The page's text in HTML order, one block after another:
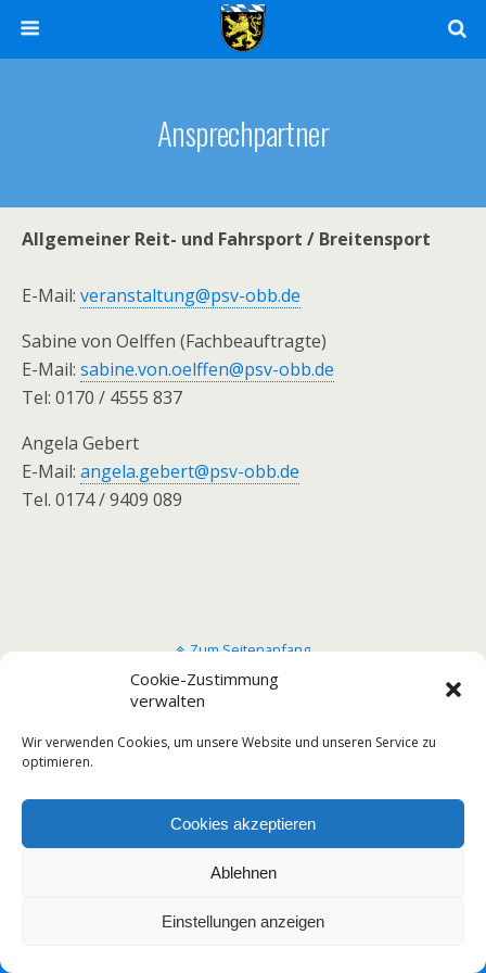
Cookie-Zustimmung
verwalten
Wir verwenden Cookies, um unsere Website und unseren Service zu
optimieren.
Cookies akzeptieren
Ablehnen
Einstellungen anzeigen
Ansprechpartner
Allgemeiner Reit- und Fahrsport / Breitensport
E-Mail: veranstaltung@psv-obb.de
Sabine von Oelffen (Fachbeauftragte)
E-Mail: sabine.von.oelffen@psv-obb.de
Tel: 0170 / 4555 837
Angela Gebert
E-Mail: angela.gebert@psv-obb.de
Tel. 0174 / 9409 089
Zum Seitenanfang
Mobil